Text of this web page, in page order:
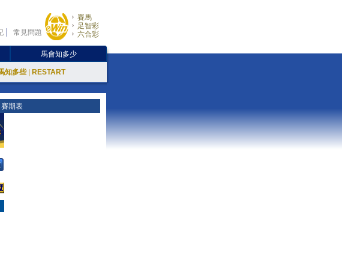
常見問題
賽馬
足智彩
六合彩
馬會知多少
知多些 RESTART
賽期表